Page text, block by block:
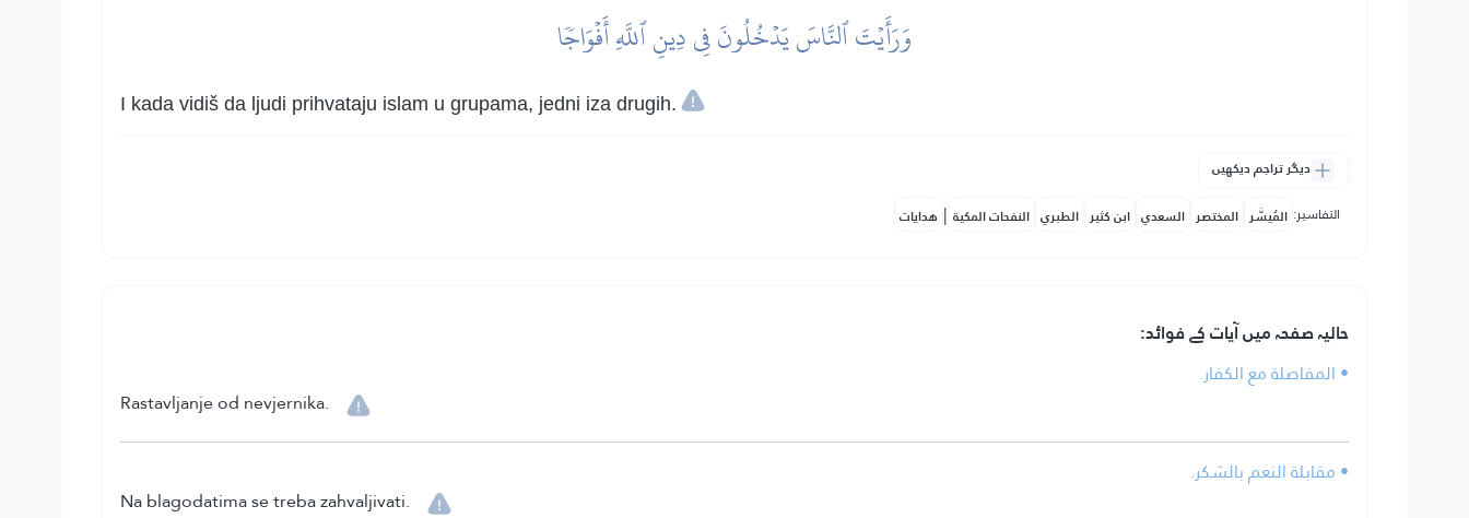
وَرَأَيۡتَ ٱلنَّاسَ يَدۡخُلُونَ فِي دِينِ ٱللَّهِ أَفۡوَاجٗا
I kada vidiš da ljudi prihvataju islam u grupama, jedni iza drugih.
دیگر تراجم دیکھیں
التفاسير: المُيسَّر المختصر السعدي ابن كثير الطبري النفحات المكية | هدايات
حالیہ صفحہ میں آیات کے فوائد:
• المفاصلة مع الكفار.
Rastavljanje od nevjernika.
• مقابلة النعم بالشكر.
Na blagodatima se treba zahvaljivati.